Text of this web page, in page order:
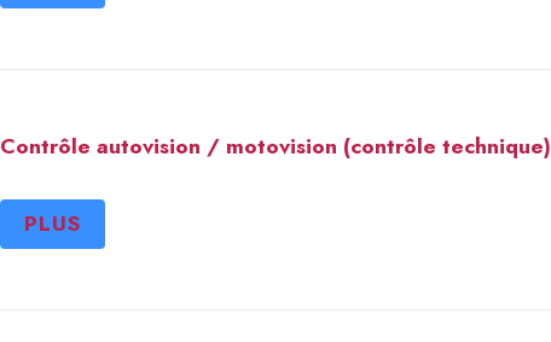
Contrôle autovision / motovision (contrôle technique)
PLUS